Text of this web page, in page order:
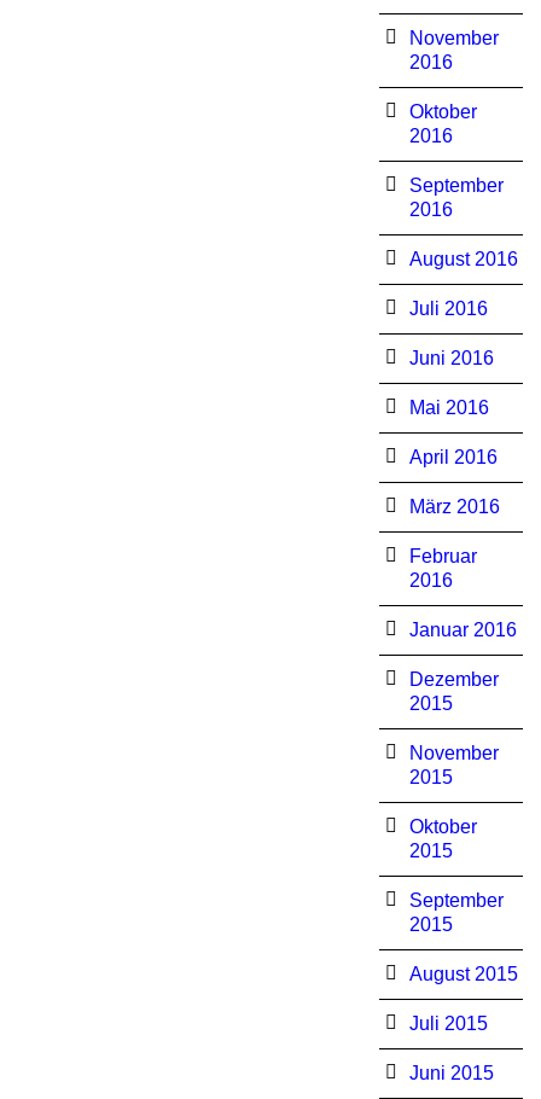
November
2016
Oktober
2016
September
2016
August 2016
Juli 2016
Juni 2016
Mai 2016
April 2016
März 2016
Februar
2016
Januar 2016
Dezember
2015
November
2015
Oktober
2015
September
2015
August 2015
Juli 2015
Juni 2015